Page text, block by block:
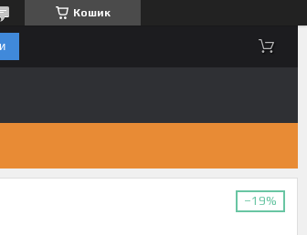
Кошик
–19%